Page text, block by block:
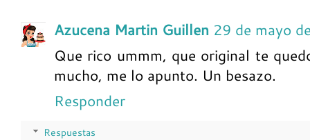
Azucena Martin Guillen 29 de mayo
Que rico ummm, que original te
mucho, me lo apunto. Un besazo.
Responder
Respuestas